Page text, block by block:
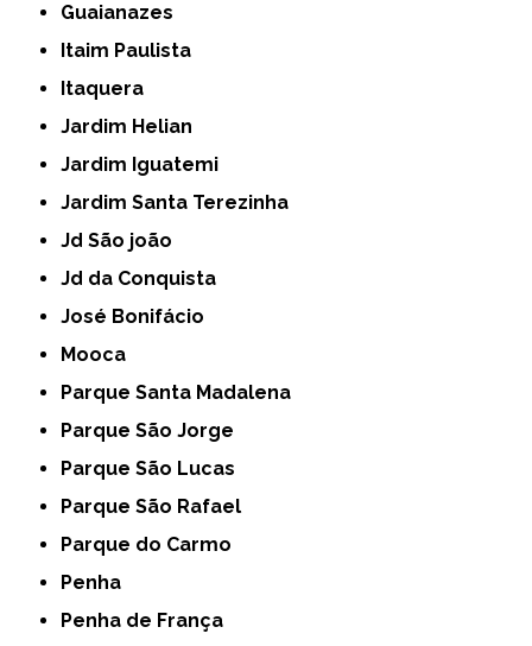
Guaianazes
Itaim Paulista
Itaquera
Jardim Helian
Jardim Iguatemi
Jardim Santa Terezinha
Jd São joão
Jd da Conquista
José Bonifácio
Mooca
Parque Santa Madalena
Parque São Jorge
Parque São Lucas
Parque São Rafael
Parque do Carmo
Penha
Penha de França